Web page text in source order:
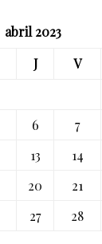
abril 2023
J V
6 7
13 14
20 21
27 28